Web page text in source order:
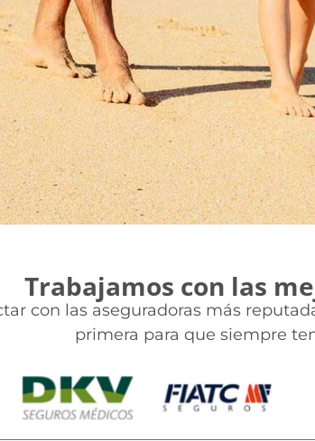
Trabajamos con las
con las aseguradoras más
primera para que siempre